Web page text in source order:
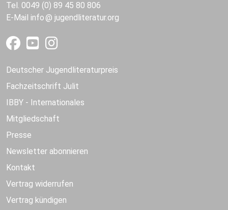
Tel. 0049 (0) 89 45 80 806
E-Mail info jugendliteratur.org
Deutscher Jugendliteraturpreis
Fachzeitschrift Julit
IBBY - Internationales
Mitgliedschaft
Presse
Newsletter abonnieren
Kontakt
Vertrag widerrufen
Vertrag kündigen